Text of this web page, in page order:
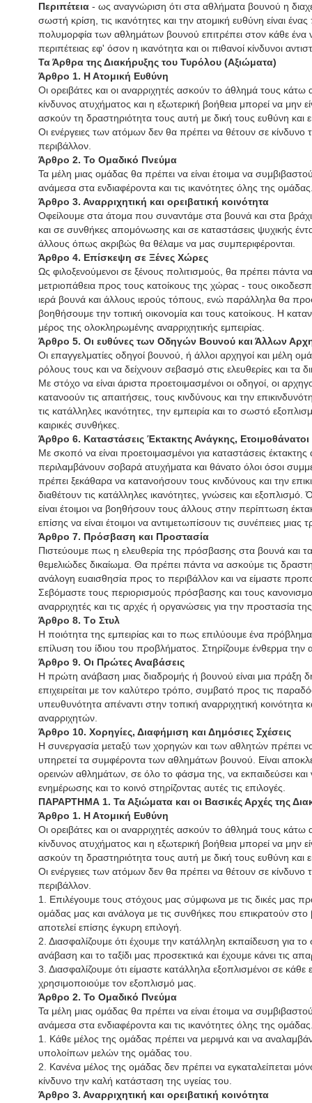
Περιπέτεια - ως αναγνώριση ότι στα αθλήματα βουνού η
σωστή κρίση, τις ικανότητες και την ατομική ευθύνη είναι
πολυμορφία των αθλημάτων βουνού επιτρέπει στον κάθε ένα
περιπέτειας εφ' όσον η ικανότητα και οι πιθανοί κίνδυνοι
Τα Άρθρα της Διακήρυξης του Τυρόλου (Αξιώματα)
Άρθρο 1. Η Ατομική Ευθύνη
Οι ορειβάτες και οι αναρριχητές ασκούν το άθλημά τους
κίνδυνος ατυχήματος και η εξωτερική βοήθεια μπορεί να μην
ασκούν τη δραστηριότητα τους αυτή με δική τους ευθύνη και
Οι ενέργειες των ατόμων δεν θα πρέπει να θέτουν σε κίνδυνο
περιβάλλον.
Άρθρο 2. Το Ομαδικό Πνεύμα
Τα μέλη μιας ομάδας θα πρέπει να είναι έτοιμα να
ανάμεσα στα ενδιαφέροντα και τις ικανότητες όλης της
Άρθρο 3. Αναρριχητική και ορειβατική κοινότητα
Οφείλουμε στα άτομα που συναντάμε στα βουνά και στα
και σε συνθήκες απομόνωσης και σε καταστάσεις ψυχικής
άλλους όπως ακριβώς θα θέλαμε να μας συμπεριφέρονται.
Άρθρο 4. Επίσκεψη σε Ξένες Χώρες
Ως φιλοξενούμενοι σε ξένους πολιτισμούς, θα πρέπει πάντα
μετριοπάθεια προς τους κατοίκους της χώρας - τους
ιερά βουνά και άλλους ιερούς τόπους, ενώ παράλληλα θα
βοηθήσουμε την τοπική οικονομία και τους κατοίκους. Η
μέρος της ολοκληρωμένης αναρριχητικής εμπειρίας.
Άρθρο 5. Οι ευθύνες των Οδηγών Βουνού και Άλλων
Οι επαγγελματίες οδηγοί βουνού, ή άλλοι αρχηγοί και μέλη
ρόλους τους και να δείχνουν σεβασμό στις ελευθερίες και
Με στόχο να είναι άριστα προετοιμασμένοι οι οδηγοί, οι
κατανοούν τις απαιτήσεις, τους κινδύνους και την
τις κατάλληλες ικανότητες, την εμπειρία και το σωστό
καιρικές συνθήκες.
Άρθρο 6. Καταστάσεις Έκτακτης Ανάγκης, Ετοιμοθάνατοι
Με σκοπό να είναι προετοιμασμένοι για καταστάσεις
περιλαμβάνουν σοβαρά ατυχήματα και θάνατο όλοι όσοι
πρέπει ξεκάθαρα να κατανοήσουν τους κινδύνους και την
διαθέτουν τις κατάλληλες ικανότητες, γνώσεις και
είναι έτοιμοι να βοηθήσουν τους άλλους στην περίπτωση
επίσης να είναι έτοιμοι να αντιμετωπίσουν τις συνέπειες μιας
Άρθρο 7. Πρόσβαση και Προστασία
Πιστεύουμε πως η ελευθερία της πρόσβασης στα βουνά και
θεμελιώδες δικαίωμα. Θα πρέπει πάντα να ασκούμε τις
ανάλογη ευαισθησία προς το περιβάλλον και να είμαστε
Σεβόμαστε τους περιορισμούς πρόσβασης και τους
αναρριχητές και τις αρχές ή οργανώσεις για την προστασία
Άρθρο 8. Tο Στυλ
Η ποιότητα της εμπειρίας και το πως επιλύουμε ένα
επίλυση του ίδιου του προβλήματος. Στηρίζουμε ένθερμα
Άρθρο 9. Οι Πρώτες Αναβάσεις
Η πρώτη ανάβαση μιας διαδρομής ή βουνού είναι μια πράξη
επιχειρείται με τον καλύτερο τρόπο, συμβατό προς τις
υπευθυνότητα απέναντι στην τοπική αναρριχητική κοινότητα
αναρριχητών.
Άρθρο 10. Χορηγίες, Διαφήμιση και Δημόσιες Σχέσεις
Η συνεργασία μεταξύ των χορηγών και των αθλητών πρέπει
υπηρετεί τα συμφέροντα των αθλημάτων βουνού. Είναι
ορεινών αθλημάτων, σε όλο το φάσμα της, να εκπαιδεύσει
ενημέρωσης και το κοινό στηρίζοντας αυτές τις επιλογές.
ΠΑΡΑΡΤΗΜΑ 1. Τα Αξιώματα και οι Βασικές Αρχές της
Άρθρο 1. Η Ατομική Ευθύνη
Οι ορειβάτες και οι αναρριχητές ασκούν το άθλημά τους
κίνδυνος ατυχήματος και η εξωτερική βοήθεια μπορεί να μην
ασκούν τη δραστηριότητα τους αυτή με δική τους ευθύνη και
Οι ενέργειες των ατόμων δεν θα πρέπει να θέτουν σε κίνδυνο
περιβάλλον.
1. Επιλέγουμε τους στόχους μας σύμφωνα με τις δικές μας
ομάδας μας και ανάλογα με τις συνθήκες που επικρατούν
αποτελεί επίσης έγκυρη επιλογή.
2. Διασφαλίζουμε ότι έχουμε την κατάλληλη εκπαίδευση για
ανάβαση και το ταξίδι μας προσεκτικά και έχουμε κάνει τις
3. Διασφαλίζουμε ότι είμαστε κατάλληλα εξοπλισμένοι σε
χρησιμοποιούμε τον εξοπλισμό μας.
Άρθρο 2. Το Ομαδικό Πνεύμα
Τα μέλη μιας ομάδας θα πρέπει να είναι έτοιμα να
ανάμεσα στα ενδιαφέροντα και τις ικανότητες όλης της
1. Κάθε μέλος της ομάδας πρέπει να μεριμνά και να
υπολοίπων μελών της ομάδας του.
2. Κανένα μέλος της ομάδας δεν πρέπει να εγκαταλείπεται
κίνδυνο την καλή κατάσταση της υγείας του.
Άρθρο 3. Αναρριχητική και ορειβατική κοινότητα